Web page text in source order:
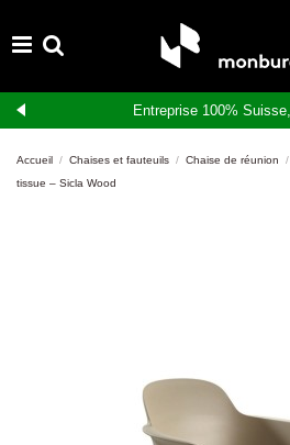
Entreprise 100%
Accueil Chaises et fauteuils Chaise de réunion
tissue – Sicla Wood